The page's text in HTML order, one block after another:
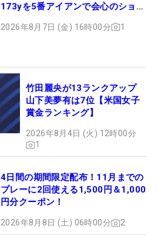
173yを5番アイアンで会心のショッ
2026年8月7日 (金) 16時00分 1
竹田麗央が13ランクアップ
山下美夢有は7位【米国女子
賞金ランキング】
2026年8月4日 (火) 12時00分
1
4日間の期間限定配布！11月までの
プレーに2回使える1,500円＆1,000
円分クーポン！
2026年8月8日 (土) 06時00分 2